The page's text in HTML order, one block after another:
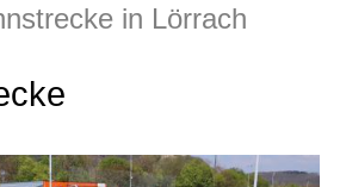
Kontakt
in Lörrach